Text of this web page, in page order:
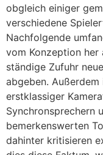
obgleich einiger
verschiedene
Nachfolgende
vom Konzeption her
ständige Zufuhr
abgeben.
erstklassiger
Synchronsprechern
bemerkenswerten
dahinter kritisieren